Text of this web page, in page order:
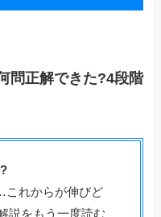
問正解できた?4段階
れからが伸びど
説をもう一度読む